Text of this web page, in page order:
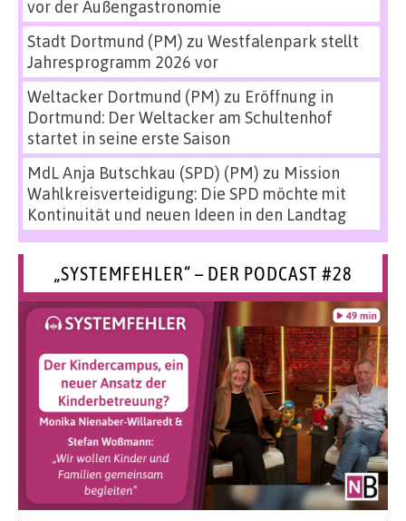
vor der Außengastronomie
Stadt Dortmund (PM) zu Westfalenpark stellt
Jahresprogramm 2026 vor
Weltacker Dortmund (PM) zu Eröffnung in
Dortmund: Der Weltacker am Schultenhof
startet in seine erste Saison
MdL Anja Butschkau (SPD) (PM) zu Mission
Wahlkreisverteidigung: Die SPD möchte mit
Kontinuität und neuen Ideen in den Landtag
„SYSTEMFEHLER“ – DER PODCAST #28